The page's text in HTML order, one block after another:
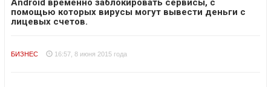
Android временно заблокировать сервисы, с
помощью которых вирусы могут вывести деньги с
лицевых счетов.
БИЗНЕС 16:57, 8 июня 2015 года